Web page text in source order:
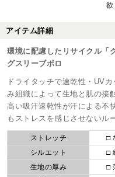
欲
アイテム詳細
環境に配慮したリサイクル「
グスリーブポロ
ドライタッチで速乾性・UV
み組織によって生地と肌の接
高い吸汗速乾性が汗による不
もストレスを感じさせないル
ストレッチ □
シルエット
□
生地の厚み
□